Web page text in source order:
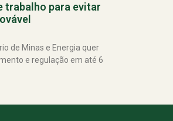
trabalho para evitar
de Minas e Energia quer
e regulação em até 6